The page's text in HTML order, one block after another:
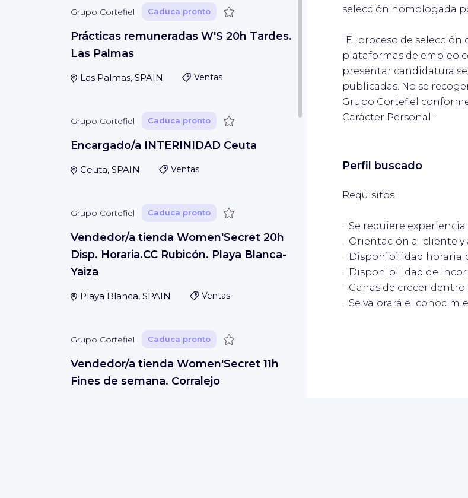
Grupo Cortefiel Caduca pronto Guardar
Prácticas remuneradas W'S 20h Tardes.
Las Palmas
Las Palmas, SPAIN Ventas
Grupo Cortefiel Caduca pronto Guardar
Encargado/a INTERINIDAD Ceuta
Ceuta, SPAIN Ventas
Grupo Cortefiel Caduca pronto Guardar
Vendedor/a tienda Women'Secret 20h
Disp. Horaria.CC Rubicón. Playa Blanca-
Yaiza
Playa Blanca, SPAIN Ventas
Grupo Cortefiel Caduca pronto Guardar
Vendedor/a tienda Women'Secret 11h
Fines de semana. Corralejo
selección homologada
"El proceso de selección
plataformas de empleo
presentar candidatura
publicadas. No se
Grupo Cortefiel
Carácter Personal"
Perfil buscado
Requisitos
· Se requiere
· Orientación al cliente y
· Disponibilidad horaria
· Disponibilidad de
· Ganas de crecer
· Se valorará el